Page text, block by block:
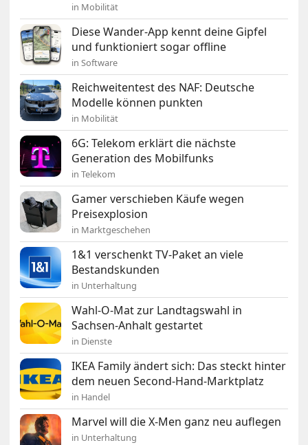
in Mobilität
Diese Wander-App kennt deine Gipfel
und funktioniert sogar offline
in Software
Reichweitentest des NAF: Deutsche
Modelle können punkten
in Mobilität
6G: Telekom erklärt die nächste
Generation des Mobilfunks
in Telekom
Gamer verschieben Käufe wegen
Preisexplosion
in Marktgeschehen
1&1 verschenkt TV-Paket an viele
Bestandskunden
in Unterhaltung
Wahl-O-Mat zur Landtagswahl in
Sachsen-Anhalt gestartet
in Dienste
IKEA Family ändert sich: Das steckt hinter
dem neuen Second-Hand-Marktplatz
in Handel
Marvel will die X-Men ganz neu auflegen
in Unterhaltung